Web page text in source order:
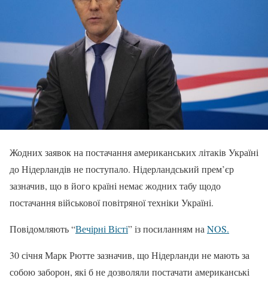
Жодних заявок на постачання американських літаків Україні
до Нідерландів не поступало. Нідерландський прем’єр
зазначив, що в його країні немає жодних табу щодо
постачання військової повітряної техніки Україні.
Повідомляють “Вечірні Вісті” із посиланням на NOS.
30 січня Марк Рютте зазначив, що Нідерланди не мають за
собою заборон, які б не дозволяли постачати американські